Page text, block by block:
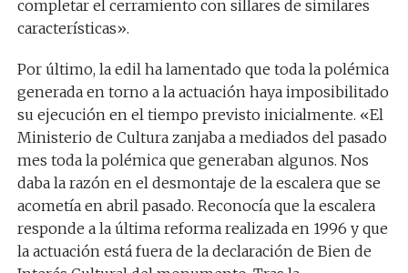
completar el cerramiento con sillares de similares
características».
Por último, la edil ha lamentado que toda la polémica
generada en torno a la actuación haya imposibilitado
su ejecución en el tiempo previsto inicialmente. «El
Ministerio de Cultura zanjaba a mediados del pasado
mes toda la polémica que generaban algunos. Nos
daba la razón en el desmontaje de la escalera que se
acometía en abril pasado. Reconocía que la escalera
responde a la última reforma realizada en 1996 y que
la actuación está fuera de la declaración de Bien de